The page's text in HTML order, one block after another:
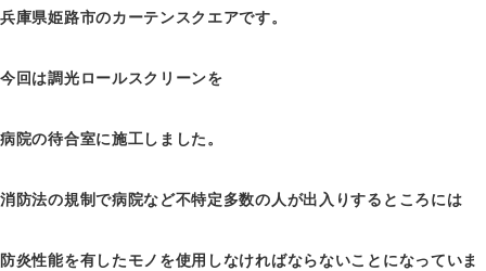
兵庫県姫路市のカーテンスクエアです。
今回は調光ロールスクリーンを
病院の待合室に施工しました。
消防法の規制で病院など不特定多数の人が出入りするところには
防炎性能を有したモノを使用しなければならないことになっていま